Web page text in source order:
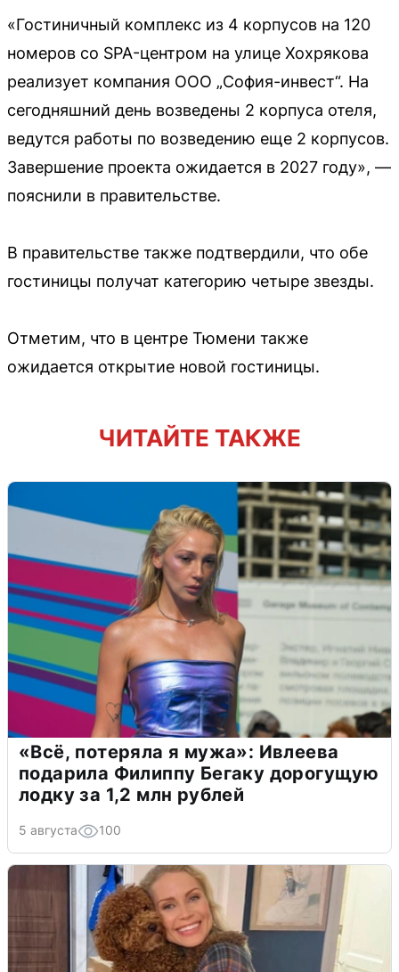
«Гостиничный комплекс из 4 корпусов на 120
номеров со SPA-центром на улице Хохрякова
реализует компания ООО „София-инвест“. На
сегодняшний день возведены 2 корпуса отеля,
ведутся работы по возведению еще 2 корпусов.
Завершение проекта ожидается в 2027 году», —
пояснили в правительстве.
В правительстве также подтвердили, что обе
гостиницы получат категорию четыре звезды.
Отметим, что в центре Тюмени также
ожидается открытие новой гостиницы.
ЧИТАЙТЕ ТАКЖЕ
«Всё, потеряла я мужа»: Ивлеева
подарила Филиппу Бегаку дорогущую
лодку за 1,2 млн рублей
5 августа 100